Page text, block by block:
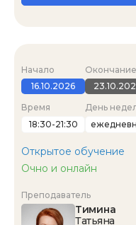
Начало
16.10.2026
Окончание
Время
18:30-21:30
День
Открытое обучение
Очно и онлайн
Преподаватель
Тимина
Татьяна